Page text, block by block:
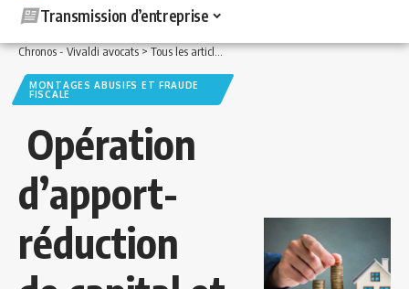
Transmission d’entreprise
Chronos - Vivaldi avocats>Tous les articles >Fiscal>Montages abusifs et fraude
MONTAGES ABUSIFS ET FRAUDE
FISCALE
Opération
d’apport-
réduction